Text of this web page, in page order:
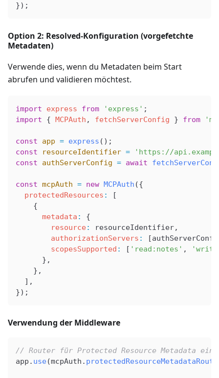
});
Option 2: Resolved-Konfiguration (vorgefetchte
Metadaten)
Verwende dies, wenn du Metadaten beim Start
abrufen und validieren möchtest.
import express from 'express' ;
import { MCPAuth , fetchServerConfig } from
const app = express ();
const resourceIdentifier = 'https://
const authServerConfig = await
const mcpAuth = new MCPAuth ({
  protectedResources
:
[
    {
      metadata
:
{
        resource
: resourceIdentifier,
        authorizationServers
: [
        scopesSupported
: [ 'read:notes' ,
      },
    },
  ],
});
Verwendung der Middleware
// Router für Protected Resource Metadata
app . use(mcpAuth .